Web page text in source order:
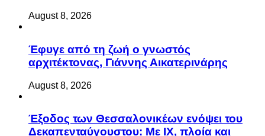
August 8, 2026
Έφυγε από τη ζωή ο γνωστός
αρχιτέκτονας, Γιάννης Αικατερινάρης
August 8, 2026
Έξοδος των Θεσσαλονικέων ενόψει του
Δεκαπενταύγουστου: Με ΙΧ, πλοία και